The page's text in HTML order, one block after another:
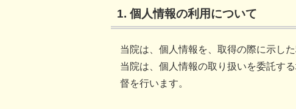
1. 個人情報の利用について
当院は、個人情報を、取得の際に示し
当院は、個人情報の取り扱いを委託す
督を行います。